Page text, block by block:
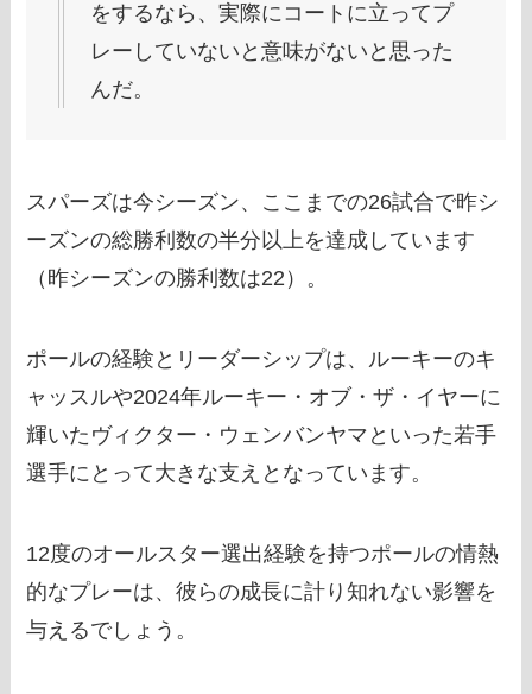
をするなら、実際にコートに立ってプ
レーしていないと意味がないと思った
んだ。
スパーズは今シーズン、ここまでの26試合で昨シ
ーズンの総勝利数の半分以上を達成しています
（昨シーズンの勝利数は22）。
ポールの経験とリーダーシップは、ルーキーのキ
ャッスルや2024年ルーキー・オブ・ザ・イヤーに
輝いたヴィクター・ウェンバンヤマといった若手
選手にとって大きな支えとなっています。
12度のオールスター選出経験を持つポールの情熱
的なプレーは、彼らの成長に計り知れない影響を
与えるでしょう。